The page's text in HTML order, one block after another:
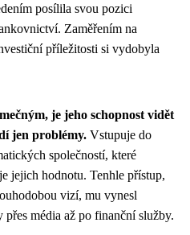
posílila svou pozici
Zaměřením na
příležitosti si vydobyla
je jeho schopnost vidět
jen problémy. Vstupuje do
společností, které
jejich hodnotu. Tenhle přístup,
vizí, mu vynesl
média až po finanční služby.